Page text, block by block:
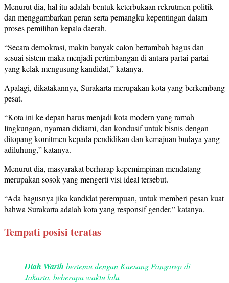
Menurut dia, hal itu adalah bentuk keterbukaan rekrutmen politik
dan menggambarkan peran serta pemangku kepentingan dalam
proses pemilihan kepala daerah.
“Secara demokrasi, makin banyak calon bertambah bagus dan
sesuai sistem maka menjadi pertimbangan di antara partai-partai
yang kelak mengusung kandidat,” katanya.
Apalagi, dikatakannya, Surakarta merupakan kota yang berkembang
pesat.
“Kota ini ke depan harus menjadi kota modern yang ramah
lingkungan, nyaman didiami, dan kondusif untuk bisnis dengan
ditopang komitmen kepada pendidikan dan kemajuan budaya yang
adiluhung,” katanya.
Menurut dia, masyarakat berharap kepemimpinan mendatang
merupakan sosok yang mengerti visi ideal tersebut.
“Ada bagusnya jika kandidat perempuan, untuk memberi pesan kuat
bahwa Surakarta adalah kota yang responsif gender,” katanya.
Tempati posisi teratas
Diah Warih bertemu dengan Kaesang Pangarep di
Jakarta, beberapa waktu lalu